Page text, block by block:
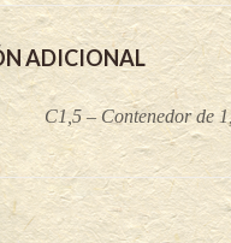
ADICIONAL
C1,5 – Contenedor de